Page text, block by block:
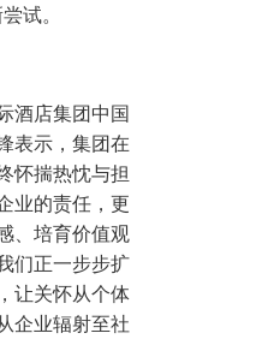
试。
酒店集团中国
表示，集团在
怀揣热忱与担
业的责任，更
、培育价值观
们正一步步扩
让关怀从个体
企业辐射至社